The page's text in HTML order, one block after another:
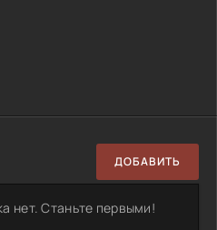
ДОБАВИТЬ
нет. Станьте первыми!